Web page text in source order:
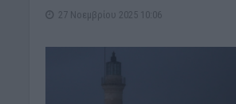
27 Νοεμβρίου 2025 10:06